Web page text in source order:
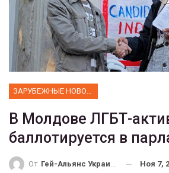
В Молдове ЛГБТ-
баллотируется в
От Гей-Альянс Украина Ноя 7,